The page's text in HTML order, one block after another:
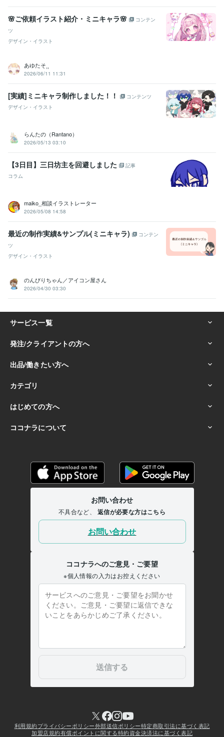
🌸ご依頼イラスト紹介・ミニキャラ🌸
コンテン
ツ
デザイン・イラスト
あゆたそ⸒⸒
2026/06/11 11:31
[実績]ミニキャラ制作しました！！
コンテンツ
デザイン・イラスト
らんたの（Rantano）
2026/05/13 03:10
【3日目】三日坊主を回避しました
記事
コラム
maiko_相談イラストレーター
2026/05/08 14:58
最近の制作実績&サンプル(ミニキャラ)
コンテン
ツ
デザイン・イラスト
のんびりちゃん／アイコン屋さん
2026/04/30 03:30